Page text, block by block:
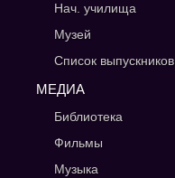
Нач. училища
Музей
Список выпускников
МЕДИА
Библиотека
Фильмы
Музыка